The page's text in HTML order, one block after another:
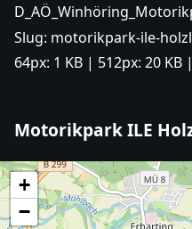
Slug: motorikpark-ile-
64px: 1 KB | 512px: 20 KB
Motorikpark ILE
+
−